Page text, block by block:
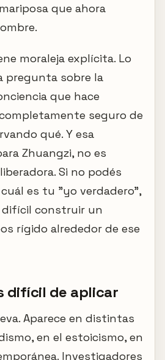
que ahora
moraleja explícita. Lo
pregunta sobre la
que hace
seguro de
qué. Y esa
Zhuangzi, no es
Si no podés
es tu "yo verdadero",
difícil construir un
rígido alrededor de ese
difícil de aplicar
Aparece en distintas
en el estoicismo, en
Investigadores